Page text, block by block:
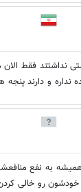
نداشتند فقط
و دارند پنجه
به نفع
رو خالی کردن.